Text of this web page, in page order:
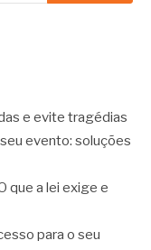
e evite tragédias
evento: soluções
que a lei exige e
para o seu